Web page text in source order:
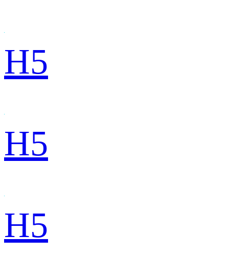
H5
H5
H5